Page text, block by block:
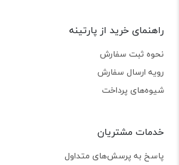
راهنمای خرید از پارتینه
نحوه ثبت سفارش
رویه ارسال سفارش
شیوه‌های پرداخت
خدمات مشتریان
پاسخ به پرسش‌های متداول